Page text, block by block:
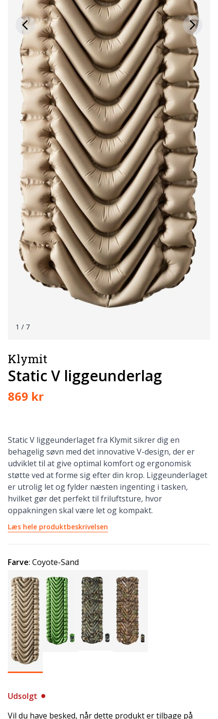
1 / 7
Klymit
Static V liggeunderlag
869 kr
Static V liggeunderlaget fra Klymit sikrer dig en
behagelig søvn med det innovative V-design, der er
udviklet til at give optimal komfort og ergonomisk
støtte ved at forme sig efter din krop. Liggeunderlaget
er utrolig let og fylder næsten ingenting i tasken,
hvilket gør det perfekt til friluftsture, hvor
oppakningen skal være let og kompakt.
Læs hele produktbeskrivelsen
Farve: Coyote-Sand
Udsolgt
Vil du have besked, når dette produkt er tilbage på